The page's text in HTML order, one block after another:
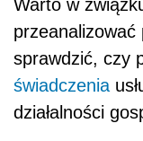
Warto w
przeanalizować
sprawdzić, czy
świadczenia
działalności